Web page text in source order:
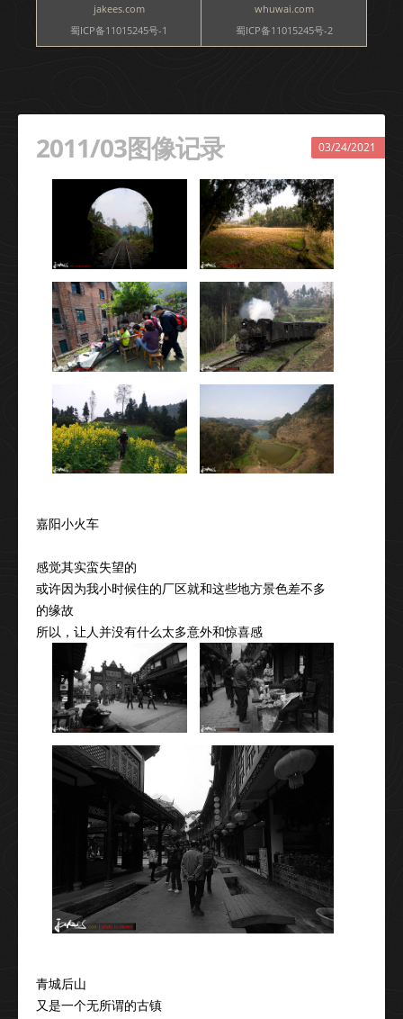
jakees.com
蜀ICP备11015245号-1
whuwai.com
蜀ICP备11015245号-2
2011/03图像记录 03/24/2021
嘉阳小火车
感觉其实蛮失望的
或许因为我小时候住的厂区就和这些地方景色差不多
的缘故
所以，让人并没有什么太多意外和惊喜感
青城后山
又是一个无所谓的古镇